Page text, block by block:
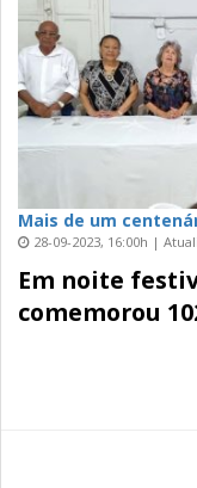
Mais de um
28-09-2023, 16:00h |
Em noite
comemorou